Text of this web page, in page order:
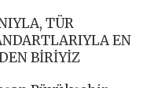
TÜR
EN
BİRİYİZ